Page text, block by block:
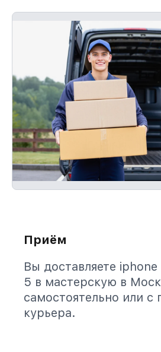
Приём
Вы доставляете
5 в мастерскую в
самостоятельно или
курьера.